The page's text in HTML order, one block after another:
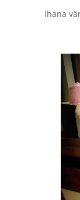
Ihana